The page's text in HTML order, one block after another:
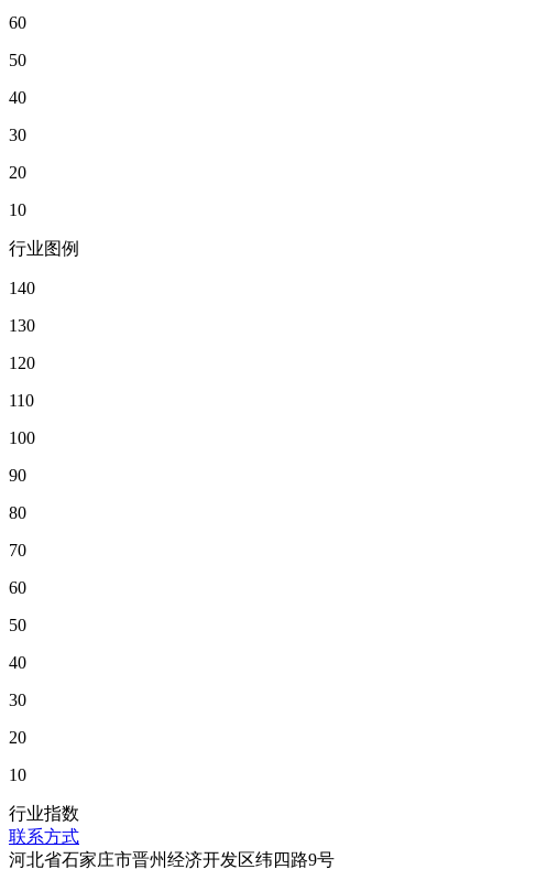
60
50
40
30
20
10
行业图例
140
130
120
110
100
90
80
70
60
50
40
30
20
10
行业指数
联系方式
河北省石家庄市晋州经济开发区纬四路9号